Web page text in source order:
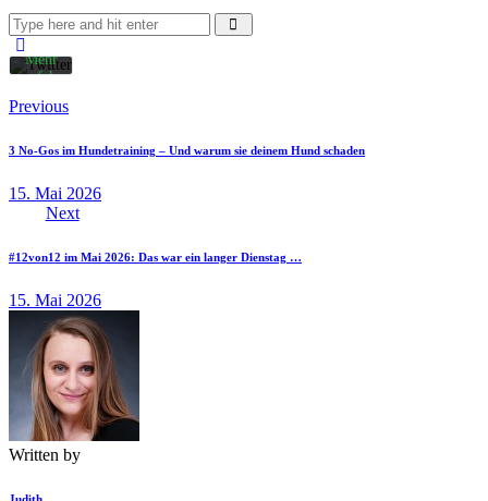
von
Mehr
erfahren
Inhalt
Twitter
Tweets
Previous
3 No-Gos im Hundetraining – Und warum sie deinem Hund schaden
15. Mai 2026
Next
#12von12 im Mai 2026: Das war ein langer Dienstag …
15. Mai 2026
Written by